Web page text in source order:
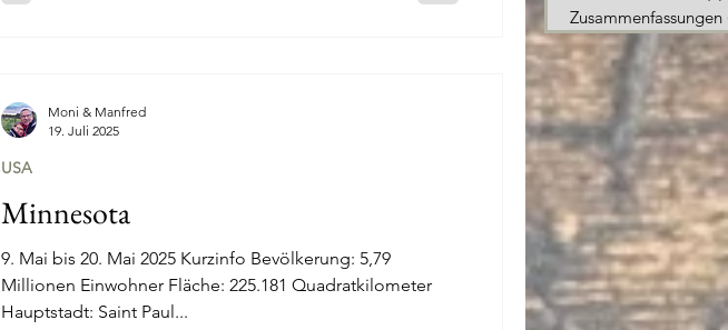
Minnesota
9. Mai bis 20. Mai 2025 Kurzinfo Bevölkerung: 5,79
Millionen Einwohner Fläche: 225.181 Quadratkilometer
Hauptstadt: Saint Paul...
USA
Moni & Manfred
19. Juli 2025
Zusammenfassungen